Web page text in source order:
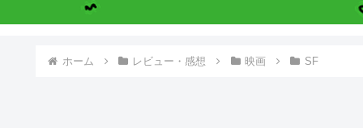
ホーム レビュー・感想 映画 SF